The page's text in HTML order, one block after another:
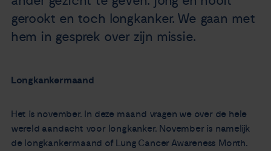
Zorgverleners
Contact
gerookt en toch longkanker. We gaan met
hem in gesprek over zijn missie.
Longkankermaand
Het is november. In deze maand vragen we over de hele
wereld aandacht voor longkanker. November is namelijk
de longkankermaand of Lung Cancer Awareness Month.